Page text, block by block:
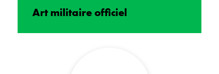
Art militaire officiel